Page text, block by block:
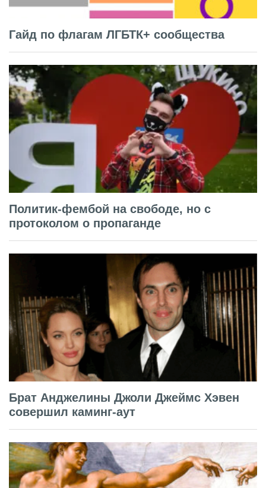
Гайд по флагам ЛГБТК+ сообщества
Политик-фембой на свободе, но с
протоколом о пропаганде
Брат Анджелины Джоли Джеймс Хэвен
совершил каминг-аут